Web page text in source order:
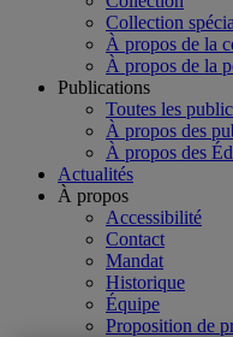
Collection
À propos de la
À propos de la
Publications
Toutes les
À propos des
À propos des
Actualités
À propos
Accessibilité
Contact
Mandat
Historique
Équipe
Proposition de